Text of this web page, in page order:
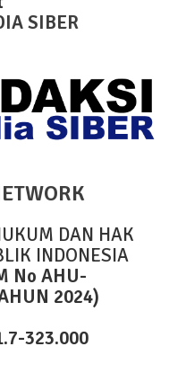
SIBER
DAN HAK
INDONESIA
No AHU-
2024)
323.000